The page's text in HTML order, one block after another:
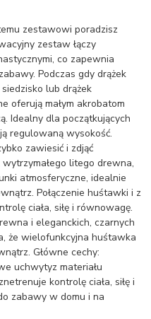
zestawowi poradzisz
zestaw łączy
co zapewnia
Podczas gdy drążek
lub drążek
oferują małym akrobatom
Idealny dla początkujących
regulowaną wysokość.
zawiesić i zdjąć
litego drewna,
atmosferyczne, idealnie
Połączenie huśtawki i z
ciała, siłę i równowagę.
i eleganckich, czarnych
że wielofunkcyjna huśtawka
Główne cechy:
uchwytyz materiału
kontrolę ciała, siłę i
zabawy w domu i na